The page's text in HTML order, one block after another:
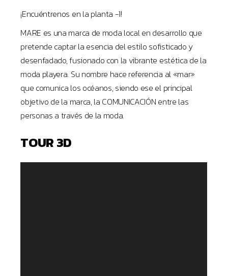
¡Encuéntrenos en la planta -1!
MARE es una marca de moda local en desarrollo que
pretende captar la esencia del estilo sofisticado y
desenfadado, fusionado con la vibrante estética de la
moda playera. Su nombre hace referencia al «mar»
que comunica los océanos, siendo ese el principal
objetivo de la marca, la COMUNICACIÓN entre las
personas a través de la moda.
TOUR 3D